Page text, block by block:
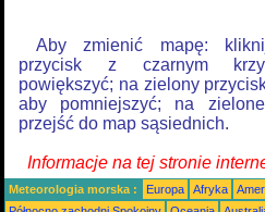
Aby zmienić mapę:
przycisk z czarnym
powiększyć; na zielony
aby pomniejszyć; na
przejść do map sąsiednich.
Informacje na tej stronie
Meteorologia morska : Europa Afryka